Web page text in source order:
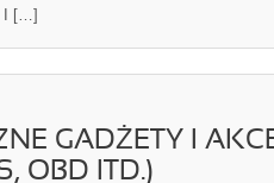
I […]
GADŻETY I
OBD ITD.)